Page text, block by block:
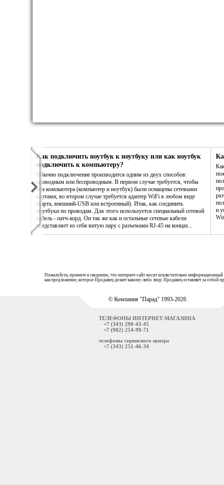
Как подключить ноутбук к ноутбуку или как ноутбук
подключить к компьютеру?
Обычно подключение производится одним из двух способов:
проводным или беспроводным. В первом случае требуется, чтобы
оба компьютера (компьютер и ноутбук) были оснащены сетевыми
картами, во втором случае требуется адаптер WiFi в любом виде
(карта, внешний-USB или встроенный). Итак, как соединить
ноутбуки по проводам. Для этого используется специальный сетевой
кабель - патч-корд. Он так же как и остальные сетевые кабели
представляет из себя витую пару с разъемами RJ-45 на концах...
и
Пожалуйста, примите к сведению, что интернет-сайт носит исключительно
как предложение, которое Продавец делает какому-либо лицу. Продавец оставляет за
© Компания "Парад" 1993-2026
ТЕЛЕФОНЫ ИНТЕРНЕТ-МАГАЗИНА
+7 (343) 290-43-45
+7 (902) 254-99-71
телефоны сервисного центра
+7 (343) 251-46-34